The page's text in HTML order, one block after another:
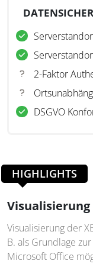
2-Faktor
DSGVO
HIGHLIGHTS
Visualisierung
Visualisierung der
B. als Grundlage
Microsoft Office